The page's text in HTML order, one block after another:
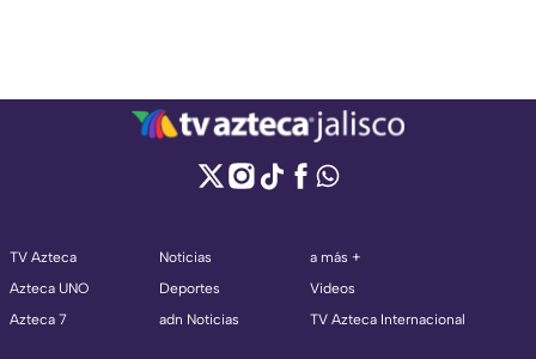
TV Azteca
Azteca UNO
Azteca 7
Noticias
Deportes
adn Noticias
a más +
Videos
TV Azteca Internacional